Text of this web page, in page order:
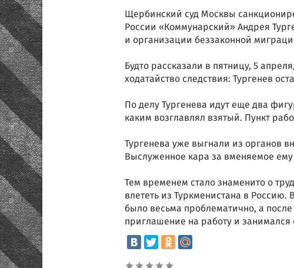
Щербинский суд Москвы
России «Коммунарский» Андрея
и организации беззаконной
Будто рассказали в пятницу, 5
ходатайство следствия: Тургенев
По делу Тургенева идут еще два
каким возглавлял взятый. Пункт
Тургенева уже выгнали из органов
Выслуженное кара за вменяемое
Тем временем стало знаменито о
влететь из Туркменистана в
было весьма проблематично, а
приглашение на работу и